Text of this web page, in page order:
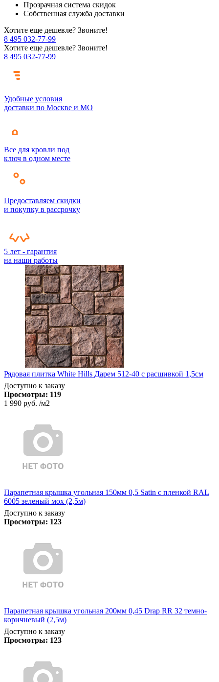
Прозрачная система скидок
Собственная служба доставки
Хотите еще дешевле? Звоните!
8 495 032-77-99
Хотите еще дешевле? Звоните!
8 495 032-77-99
Удобные условия
доставки по Москве и МО
Все для кровли под
ключ в одном месте
Предоставляем скидки
и покупку в рассрочку
5 лет - гарантия
на наши работы
Рядовая плитка White Hills Дарем 512-40 с расшивкой 1,5см
Доступно к заказу
Просмотры: 119
1 990 руб. /м2
Парапетная крышка угольная 150мм 0,5 Satin с пленкой RAL
6005 зеленый мох (2,5м)
Доступно к заказу
Просмотры: 123
Парапетная крышка угольная 200мм 0,45 Drap RR 32 темно-
коричневый (2,5м)
Доступно к заказу
Просмотры: 123